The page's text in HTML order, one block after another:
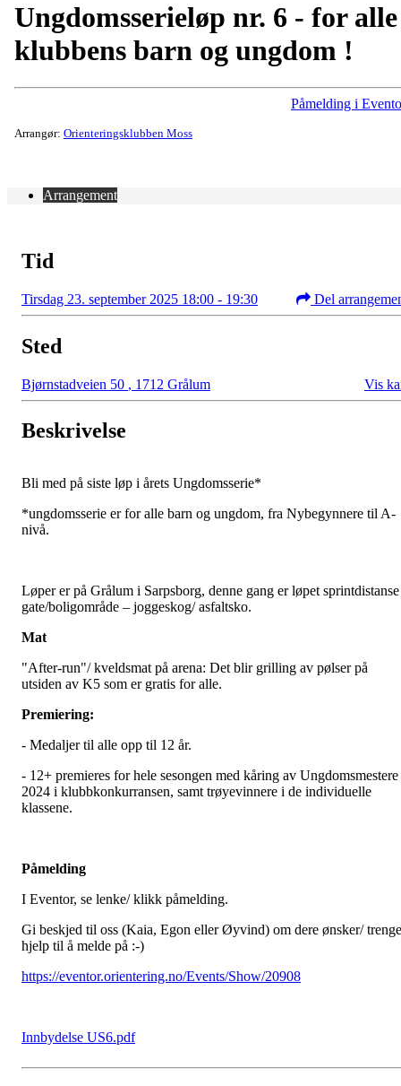
Ungdomsserieløp nr. 6 - for alle
klubbens barn og ungdom !
Arrangør: Orienteringsklubben Moss
Påmelding i
Arrangement
Tid
Tirsdag 23. september 2025 18:00 - 19:30 Del
Sted
Bjørnstadveien 50 , 1712 Grålum Vis
Beskrivelse
Bli med på siste løp i årets Ungdomsserie*
*ungdomsserie er for alle barn og ungdom, fra Nybegynnere til A-
nivå.
Løper er på Grålum i Sarpsborg, denne gang er løpet
gate/boligområde – joggeskog/ asfaltsko.
Mat
"After-run"/ kveldsmat på arena: Det blir grilling av pølser på
utsiden av K5 som er gratis for alle.
Premiering:
- Medaljer til alle opp til 12 år.
- 12+ premieres for hele sesongen med kåring av Ungdomsmestere
2024 i klubbkonkurransen, samt trøyevinnere i de individuelle
klassene.
Påmelding
I Eventor, se lenke/ klikk påmelding.
Gi beskjed til oss (Kaia, Egon eller Øyvind) om dere ønsker/
hjelp til å melde på :-)
https://eventor.orientering.no/Events/Show/20908
Innbydelse US6.pdf